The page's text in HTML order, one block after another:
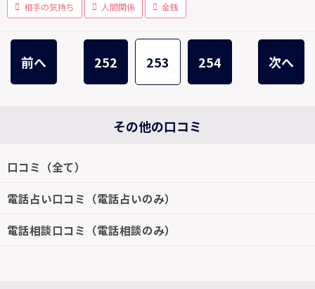
相手の気持ち 人間関係 金銭
前へ 252 253 254 次へ
その他の口コミ
口コミ（全て）
電話占い口コミ（電話占いのみ）
電話相談口コミ（電話相談のみ）